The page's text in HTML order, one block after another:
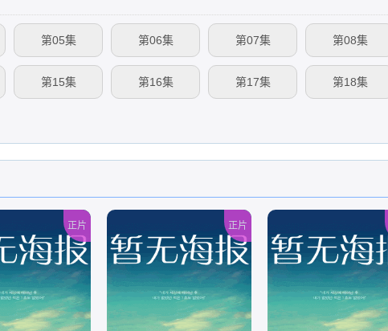
第05集 第06集 第07集 第08集
第15集 第16集 第17集 第18集
正片 正片